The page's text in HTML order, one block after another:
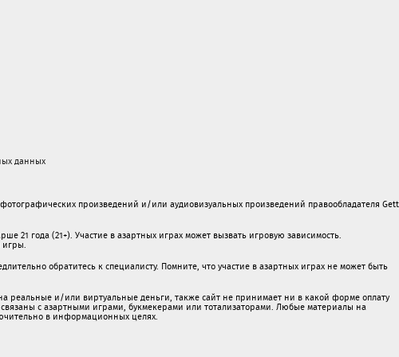
данных
произведений и/или аудиовизуальных произведений правообладателя
21 года (21+). Участие в азартных играх может вызвать игровую зависимость.
игры.
обратитесь к специалисту. Помните, что участие в азартных играх не может быть
реальные и/или виртуальные деньги, также сайт не принимает ни в какой форме oплaту
c азартными игрaми, букмекерами или тотализаторами. Любые материалы на
в информационных целях.